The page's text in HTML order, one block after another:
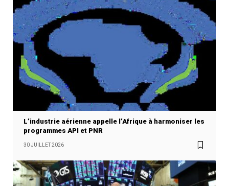
L’industrie aérienne appelle l’Afrique à harmoniser les
programmes API et PNR
30 JUILLET 2026